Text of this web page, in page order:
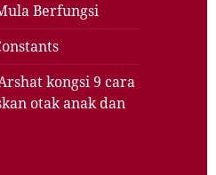
Berfungsi
kongsi 9 cara
otak anak dan